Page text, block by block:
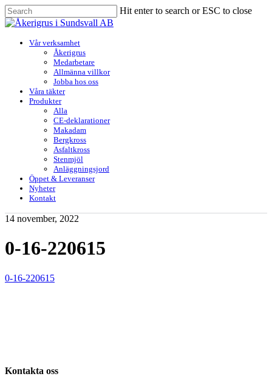
Skip
to
content
Hit enter to search or ESC to close
Close
Menu
Vår verksamhet
Åkerigrus
Medarbetare
Allmänna villkor
Jobba hos oss
Våra täkter
Produkter
Alla
CE-deklarationer
Makadam
Bergkross
Asfaltkross
Stenmjöl
Anläggningsjord
Öppet & Leveranser
Nyheter
Kontakt
14 november, 2022
0-16-220615
0-16-220615
Kontakta oss